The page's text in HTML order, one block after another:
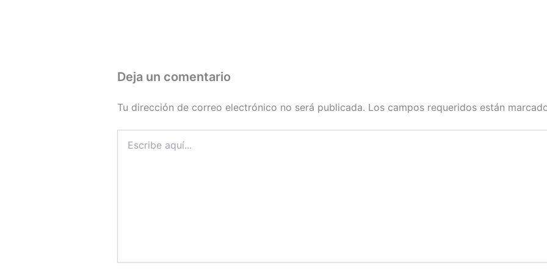
Deja un comentario
Tu dirección de correo electrónico no será publicada. Los campos requeridos están
aquí...